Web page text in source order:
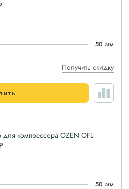
50 атм
Получить скидку
для компрессора OZEN OFL
50 атм